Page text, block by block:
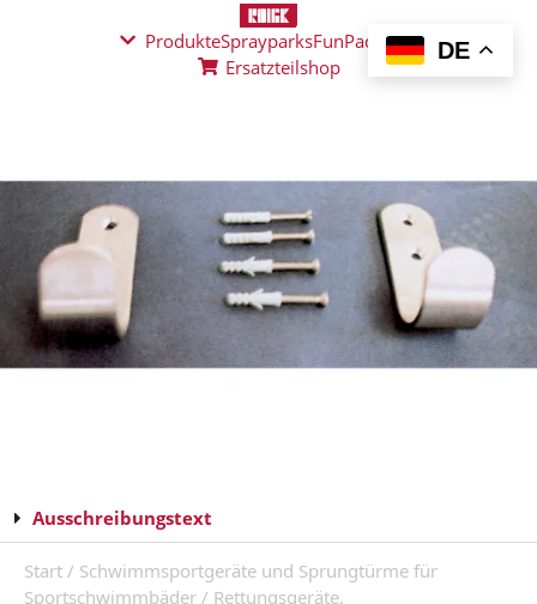
ProdukteSprayparksFunPad
News
Ersatzteilshop
Ausschreibungstext
Start / Schwimmsportgeräte und Sprungtürme für
Sportschwimmbäder / Rettungsgeräte,
DE